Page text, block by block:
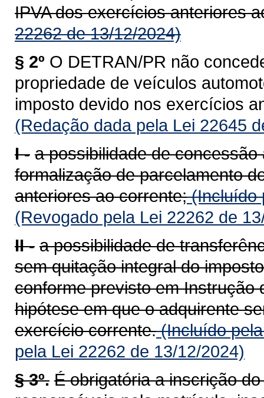
IPVA dos exercícios anteriores
22262 de 13/12/2024)
§ 2º O DETRAN/PR não
propriedade de veículos
imposto devido nos exercícios
(Redação dada pela Lei 22645
I - a possibilidade de
formalização de parcelamento
anteriores ao corrente;(Incluído
(Revogado pela Lei 22262 de
II - a possibilidade de
sem quitação integral do
conforme previsto em Instrução
hipótese em que o adquirente
exercício corrente.(Incluído
pela Lei 22262 de 13/12/2024)
§ 3º. É obrigatória a inscrição